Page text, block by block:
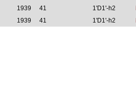
1939 41 1'D1'-h2
1939 41 1'D1'-h2